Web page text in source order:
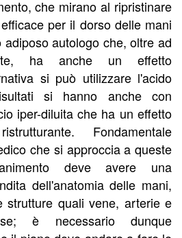
che mirano al ripristinare
per il dorso delle mani
autologo che, oltre ad
ha anche un effetto
si può utilizzare l'acido
si hanno anche con
iper-diluita che ha un effetto
Fondamentale
che si approccia a queste
deve avere una
dell'anatomia delle mani,
strutture quali vene, arterie e
è necessario dunque